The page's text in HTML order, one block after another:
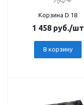
Корзина D 18
1 458руб./шт
В корзину